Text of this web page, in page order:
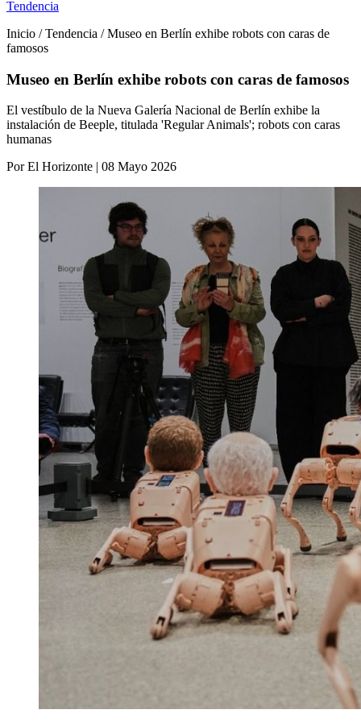
Tendencia
Inicio / Tendencia / Museo en Berlín exhibe robots con caras de
famosos
Museo en Berlín exhibe robots con caras de famosos
El vestíbulo de la Nueva Galería Nacional de Berlín exhibe la
instalación de Beeple, titulada 'Regular Animals'; robots con caras
humanas
Por El Horizonte | 08 Mayo 2026